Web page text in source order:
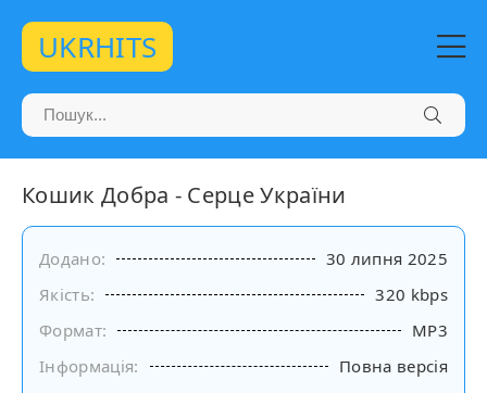
UKRHITS
Кошик Добра - Серце України
Додано:
30 липня 2025
Якість:
320 kbps
Формат:
MP3
Інформація:
Повна версія